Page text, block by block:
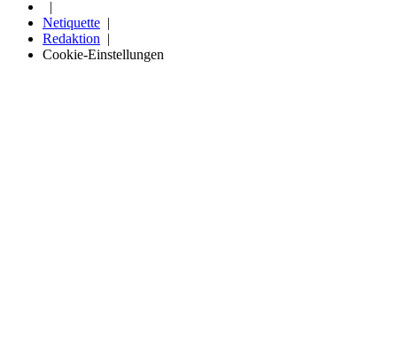
Netiquette
Redaktion
Cookie-Einstellungen